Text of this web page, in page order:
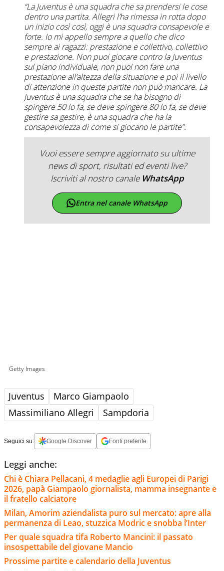
“La Juventus è una squadra che sa prendersi le cose
dentro una partita. Allegri l’ha rimessa in rotta dopo
un inizio così così, oggi è una squadra consapevole e
forte. Io mi appello sempre a quello che dico
sempre ai ragazzi: prestazione e collettivo, collettivo
e prestazione. Non puoi giocare contro la Juventus
sul piano individuale, non puoi non fare una
prestazione all’altezza della situazione e poi il livello
di attenzione in queste partite non può mancare. La
Juventus è una squadra che se ha bisogno di
spingere 50 lo fa, se deve spingere 80 lo fa, se deve
gestire sa gestire, è una squadra che ha la
consapevolezza di come si giocano le partite”.
Vuoi essere sempre aggiornato su ultime
news di sport, risultati ed eventi live?
Iscriviti al nostro canale WhatsApp
Entra nel canale WhatsApp
Getty Images
Juventus
Marco Giampaolo
Massimiliano Allegri
Sampdoria
Seguici su: Google Discover Fonti preferite
Leggi anche:
Chi è Chiara Pellacani, 4 medaglie agli Europei di Parigi
2026, papà Giampaolo giornalista, mamma insegnante e
il fratello calciatore
Milan, Amorim aziendalista puro sul mercato: apre alla
permanenza di Leao, stuzzica Modric e snobba l’Inter
Per quale squadra tifa Roberto Mancini: il passato
insospettabile del giovane Mancio
Prossime partite e calendario della Juventus